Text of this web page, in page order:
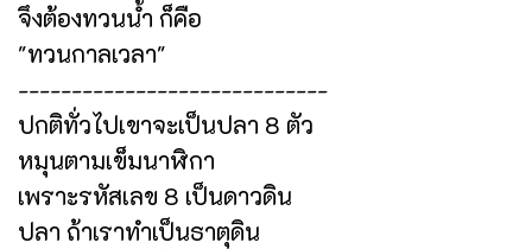
จึงต้องทวนน้ำ ก็คือ
"ทวนกาลเวลา"
-----------------------------
ปกติทั่วไปเขาจะเป็นปลา 8 ตัว
หมุนตามเข็มนาฬิกา
เพราะรหัสเลข 8 เป็นดาวดิน
ปลา ถ้าเราทำเป็นธาตุดิน